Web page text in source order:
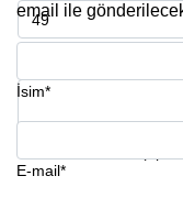
Phone number*
email ile
İsim*
E-mail*